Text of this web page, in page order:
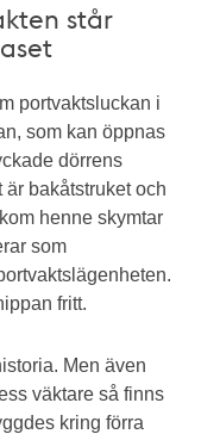
står
portvaktsluckan i
som kan öppnas
dörrens
bakåtstruket och
henne skymtar
som
fritt.
Men även
väktare så finns
kring förra